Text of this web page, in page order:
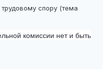
спору (тема
комиссии нет и быть